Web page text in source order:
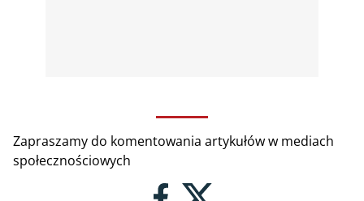
Zapraszamy do komentowania artykułów w mediach
społecznościowych